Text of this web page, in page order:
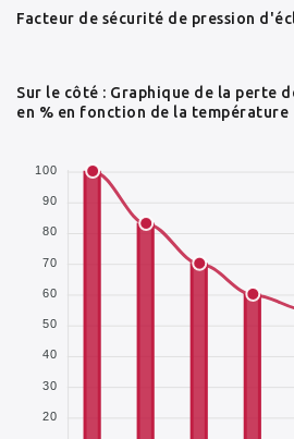
Facteur de sécurité de pression
Sur le côté : Graphique de la perte
en % en fonction de la température
100
90
80
70
60
50
40
30
20